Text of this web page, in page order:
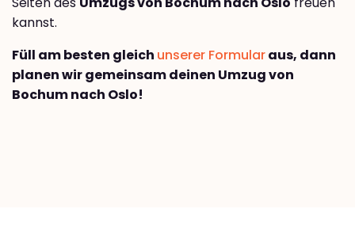
kannst.
Füll am besten gleich unserer Formularaus, dann
planen wir gemeinsam deinen Umzug von
Bochum nach Oslo!